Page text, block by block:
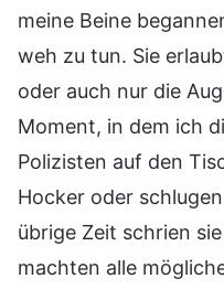
meine Beine
weh zu tun. Sie
oder auch nur die
Moment, in dem ich
Polizisten auf den
Hocker oder
übrige Zeit schrien
machten alle